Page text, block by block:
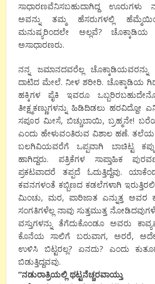
ಸಾಧಾರಣವೆನಿಸಬಹುದಾಗಿದ್ದ ಊರುಗಳು
ಅವನ್ನು ತಮ್ಮ ಹೆಸರುಗಳಲ್ಲಿ
ಮನುಷ್ಯರಿಂದಲೇ ಅಲ್ಲವೆ?
ಅಸಾಧಾರಣರು.
ನನ್ನ ಜಮಾನದವರೆಲ್ಲ
ದಾಟಿದ ಮೇಲೆ. ನೀಳ ಶರೀರಿ. ಚೊಕ್ಕಾಡಿಯ
ಹಕ್ಕಿಗಳ ಪೈಕಿ ಇವರೂ
ತೀಕ್ಷ್ಮಕಣ್ಣುಗಳನ್ನು ಹಿಡಿದಿಡಲು ಹರವಿದ್ದೋ
ಸಪೂರ ಮೀಸೆ, ಬಿಚ್ಚುಬಾಯಿ, ಬ್ರಹ್ಮನೇ!
ಎಂದು ಹೇಳುವಂತಿರುವ ವಿಶಾಲ ಹಣೆ. ತಲೆಯ
ಬಲಗಿವಿಯವರೆಗೆ ಒಪ್ಪವಾಗಿ ಬಾಚಿಟ್ಟ
ಹಾಗಿದ್ದರು. ಪತ್ರಿಕೆಗಳ ಸಾಪ್ತಾಹಿಕ
ಪ್ರಕಟವಾದರೆ ತಪ್ಪದೆ ಓದುತ್ತಿದ್ದೆವು.
ಕವನಗಳಂತೆ ಕಬ್ಬಿಣದ ಕಡಲೆಗಳಾಗಿ
ಮಿಂಚು, ಮರ, ಪಾರಿಜಾತ ಎನ್ನುತ್ತ ಅವರ
ಸಂಗತಿಗಳೆಲ್ಲ ನಾವು ಸುತ್ತಮುತ್ತ
ವಸ್ತುಗಳನ್ನು ತೆಗೆದುಕೊಂಡೂ ಅವರು
ಕೊನೆಯ ಸಾಲಿಗೆ ಬರುವಾಗ, ಅರರೆ,
ಉಳಿಸಿ ಬಿಟ್ಟರಲ್ಲ? ಏನದು? ಎಂದು
ಬಿಡುತ್ತಿದ್ದವವು.
“ನಡುರಾತ್ರಿಯಲ್ಲಿ ಥಟ್ಟನೆಚ್ಚರವಾಯ್ತು